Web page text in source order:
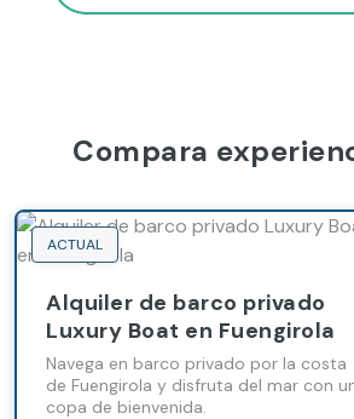
Compara
ACTUAL
Alquiler de barco privado
Luxury Boat en Fuengirola
Navega en barco privado por la costa
de Fuengirola y disfruta del mar con
copa de bienvenida.